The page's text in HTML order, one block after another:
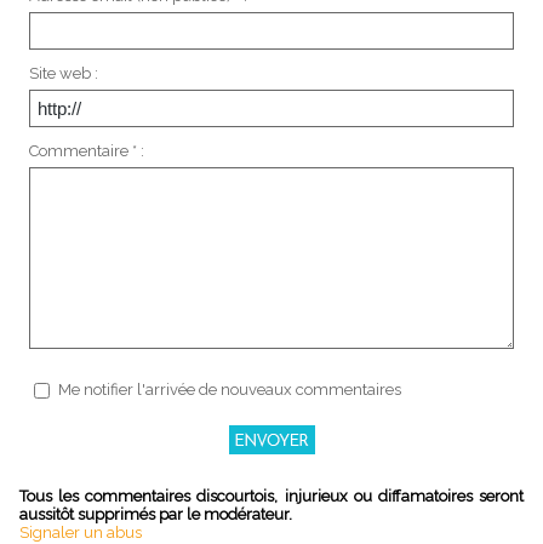
Site web :
Commentaire * :
Me notifier l'arrivée de nouveaux commentaires
Tous les commentaires discourtois, injurieux ou diffamatoires seront
aussitôt supprimés par le modérateur.
Signaler un abus